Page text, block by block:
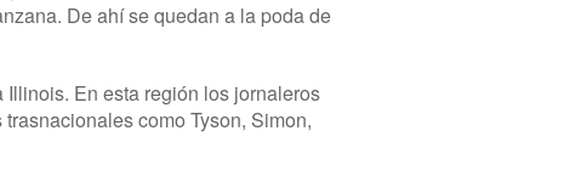
De ahí se quedan a la poda de
En esta región los jornaleros
como Tyson, Simon,